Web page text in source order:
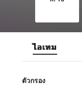
ไอเทม
ตัวกรอง